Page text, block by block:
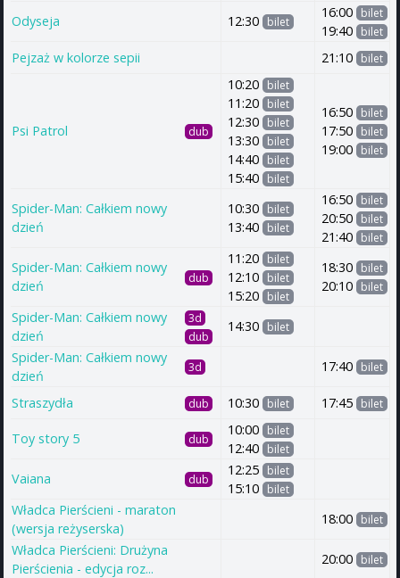
Odyseja 12:30 bilet
16:00 bilet
19:40 bilet
Pejzaż w kolorze sepii 21:10 bilet
Psi Patrol dub
10:20 bilet
11:20 bilet
12:30 bilet
13:30 bilet
14:40 bilet
15:40 bilet
16:50 bilet
17:50 bilet
19:00 bilet
Spider-Man: Całkiem nowy
dzień
10:30 bilet
13:40 bilet
16:50 bilet
20:50 bilet
21:40 bilet
Spider-Man: Całkiem nowy
dzień
dub
11:20 bilet
12:10 bilet
15:20 bilet
18:30 bilet
20:10 bilet
Spider-Man: Całkiem nowy
dzień
3d
dub
14:30 bilet
Spider-Man: Całkiem nowy
dzień
3d 17:40 bilet
Straszydła dub 10:30 bilet 17:45 bilet
Toy story 5 dub
10:00 bilet
12:40 bilet
Vaiana dub
12:25 bilet
15:10 bilet
Władca Pierścieni - maraton
(wersja reżyserska)
18:00 bilet
Władca Pierścieni: Drużyna
Pierścienia - edycja roz...
20:00 bilet